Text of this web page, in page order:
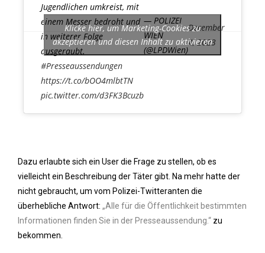
Jugendlichen umkreist, mit
einem Messer bedroht und
in weiterer Folge
ausgeraubt.
#Presseaussendungen
https://t.co/bOO4mlbtTN
pic.twitter.com/d3FK3Bcuzb
— POLIZEI
WIEN
(@LPDWien)
December
4, 2023
Klicke hier, um Marketing-Cookies zu
akzeptieren und diesen Inhalt zu aktivieren
Dazu erlaubte sich ein User die Frage zu stellen, ob es
vielleicht ein Beschreibung der Täter gibt. Na mehr hatte der
nicht gebraucht, um vom Polizei-Twitteranten die
überhebliche Antwort: „Alle für die Öffentlichkeit bestimmten
Informationen finden Sie in der Presseaussendung.“ zu
bekommen.